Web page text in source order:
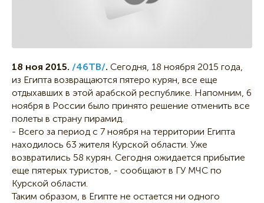
18 ноя 2015. /46ТВ/. Сегодня, 18 ноября 2015 года,
из Египта возвращаются пятеро курян, все еще
отдыхавших в этой арабской республике. Напомним, 6
ноября в России было принято решение отменить все
полеты в страну пирамид.
- Всего за период с 7 ноября на территории Египта
находилось 63 жителя Курской области. Уже
возвратились 58 курян. Сегодня ожидается прибытие
еще пятерых туристов, - сообщают в ГУ МЧС по
Курской области.
Таким образом, в Египте не остается ни одного